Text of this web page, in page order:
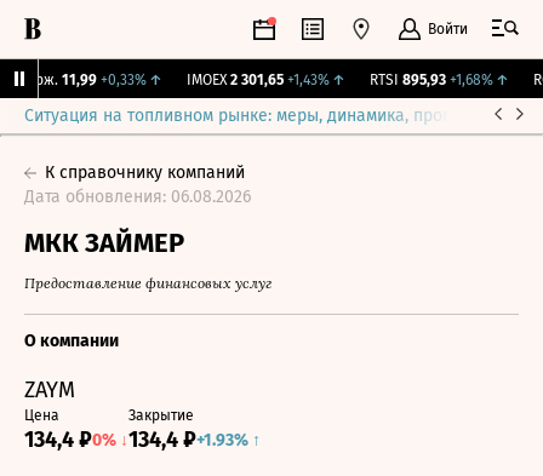
Войти
Бирж. 11,99 +0,33%↑ IMOEX 2 301,65 +1,43%↑ RTSI 895,93 +1,68%↑
Ситуация на топливном рынке: меры, динамика, прогнозы
К справочнику компаний
Дата обновления: 06.08.2026
МКК ЗАЙМЕР
Предоставление финансовых услуг
О компании
ZAYM
Цена
134,4 ₽0% ↓
Закрытие
134,4 ₽ 1.93% ↑